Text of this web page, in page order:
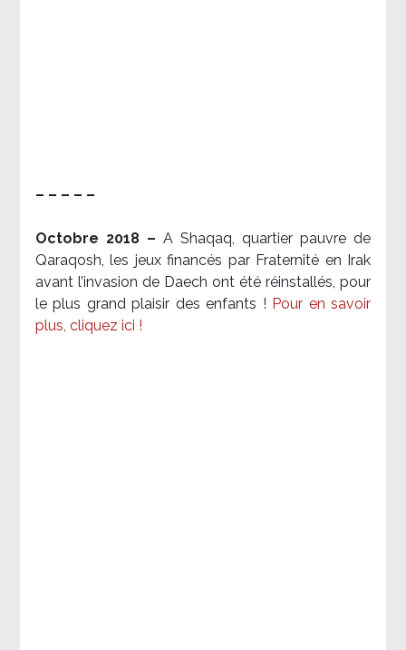
– – – – –
Octobre 2018 – A Shaqaq, quartier pauvre de
Qaraqosh, les jeux financés par Fraternité en Irak​
avant l’invasion de Daech ont été réinstallés, pour
le plus grand plaisir des enfants ! Pour en savoir
plus, cliquez ici !